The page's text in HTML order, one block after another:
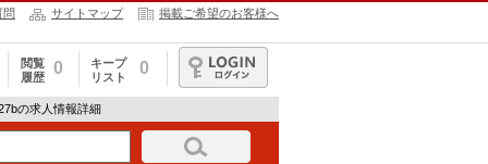
問 サイトマップ 掲載ご希望のお客様へ
閲覧
履歴
0
キープ
リスト
0
ログイン
の求人情報詳細